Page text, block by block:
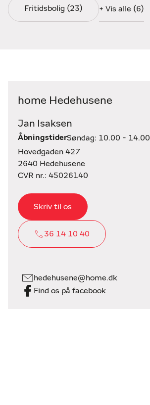
Fritidsbolig (23) + Vis alle (6)
home Hedehusene
Jan Isaksen
ÅbningstiderSøndag: 10.00 - 14.00
Hovedgaden 427
2640 Hedehusene
CVR nr.: 45026140
Skriv til os
36 14 10 40
hedehusene@home.dk
Find os på facebook